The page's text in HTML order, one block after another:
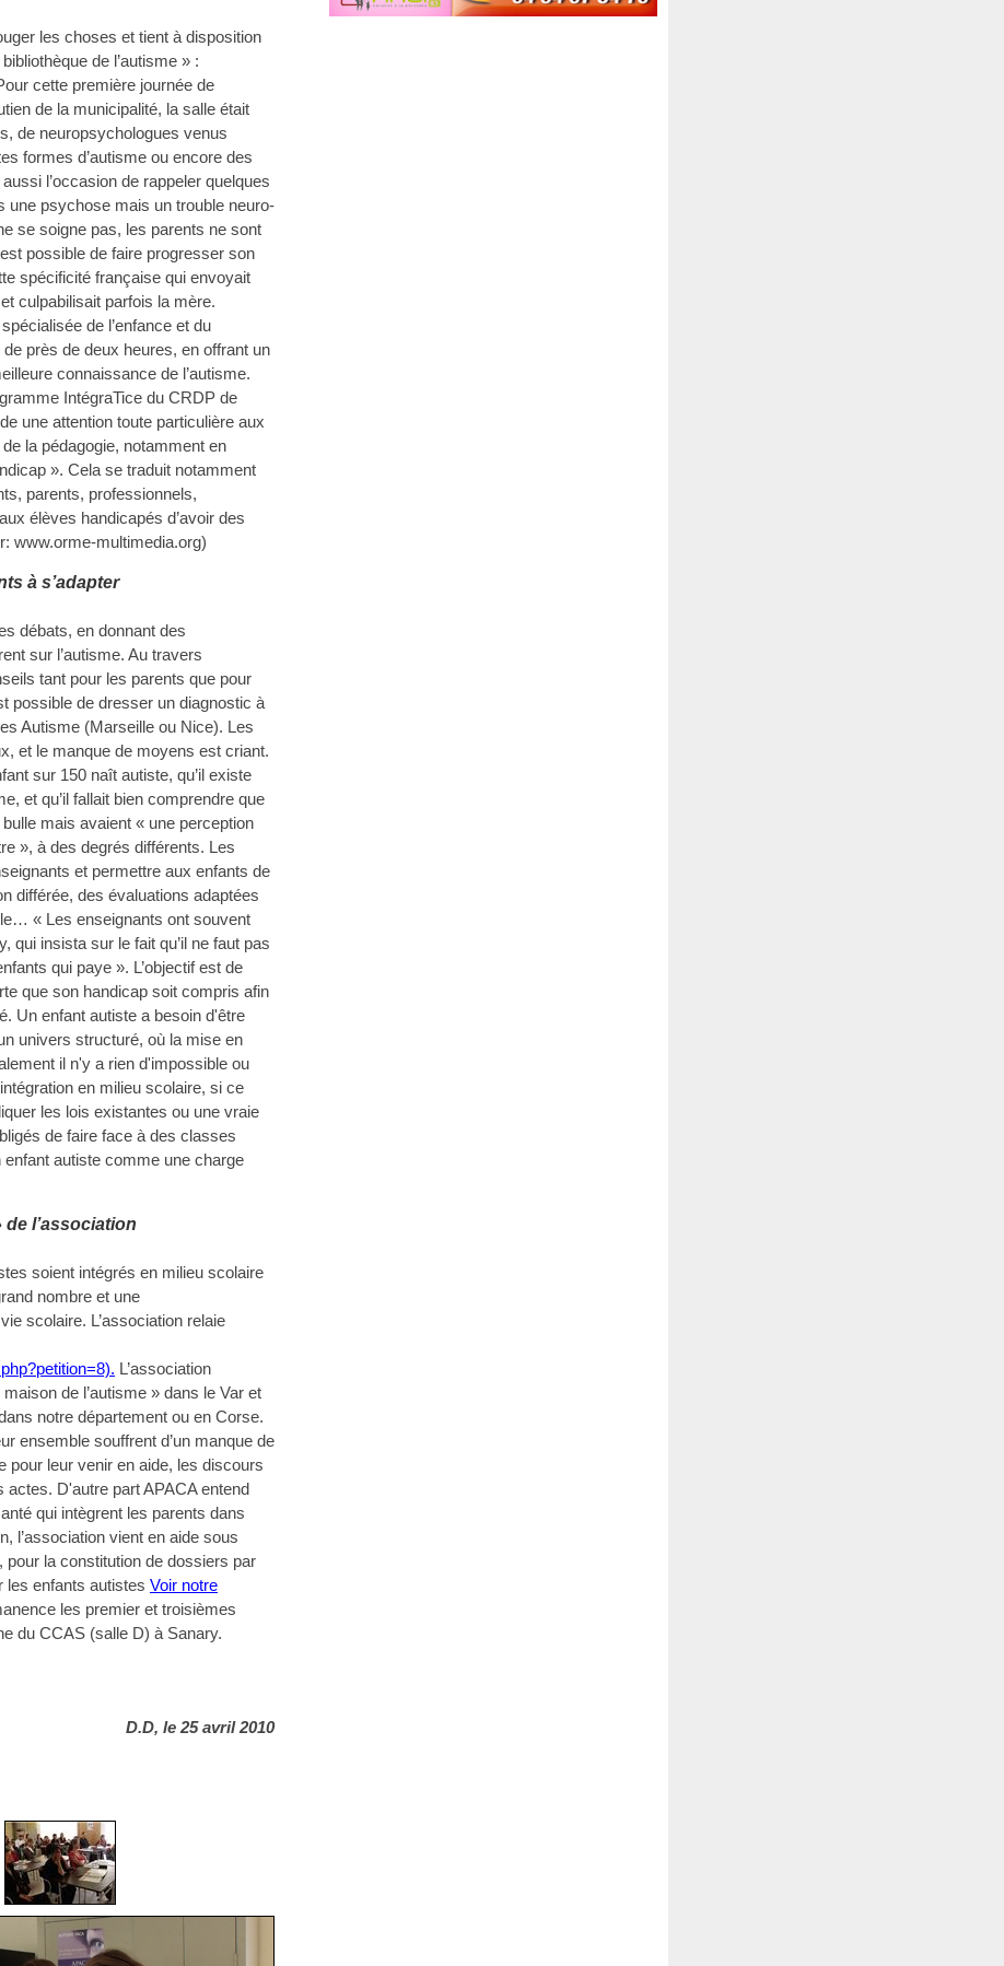
les choses et tient à disposition
de l’autisme » :
cette première journée de
de la municipalité, la salle était
de neuropsychologues venus
formes d’autisme ou encore des
l’occasion de rappeler quelques
une psychose mais un trouble neuro-
se soigne pas, les parents ne sont
possible de faire progresser son
spécificité française qui envoyait
culpabilisait parfois la mère.
de l’enfance et du
près de deux heures, en offrant un
connaissance de l’autisme.
IntégraTice du CRDP de
une attention toute particulière aux
la pédagogie, notamment en
». Cela se traduit notamment
parents, professionnels,
élèves handicapés d’avoir des
www.orme-multimedia.org)
à s’adapter
débats, en donnant des
sur l’autisme. Au travers
tant pour les parents que pour
possible de dresser un diagnostic à
Autisme (Marseille ou Nice). Les
et le manque de moyens est criant.
sur 150 naît autiste, qu’il existe
et qu’il fallait bien comprendre que
mais avaient « une perception
», à des degrés différents. Les
et permettre aux enfants de
différée, des évaluations adaptées
« Les enseignants ont souvent
qui insista sur le fait qu’il ne faut pas
qui paye ». L’objectif est de
que son handicap soit compris afin
Un enfant autiste a besoin d'être
univers structuré, où la mise en
il n'y a rien d'impossible ou
en milieu scolaire, si ce
les lois existantes ou une vraie
de faire face à des classes
autiste comme une charge
l’association
soient intégrés en milieu scolaire
nombre et une
scolaire. L’association relaie
L’association
de l’autisme » dans le Var et
notre département ou en Corse.
ensemble souffrent d’un manque de
pour leur venir en aide, les discours
actes. D'autre part APACA entend
qui intègrent les parents dans
l’association vient en aide sous
la constitution de dossiers par
les enfants autistes Voir notre
les premier et troisièmes
du CCAS (salle D) à Sanary.
D.D, le 25 avril 2010